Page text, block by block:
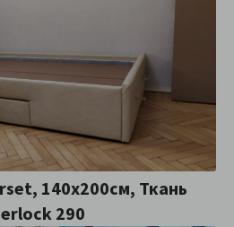
140х200см, Ткань
290